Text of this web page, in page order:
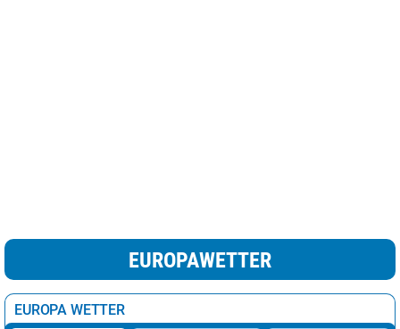
EUROPAWETTER
EUROPA WETTER